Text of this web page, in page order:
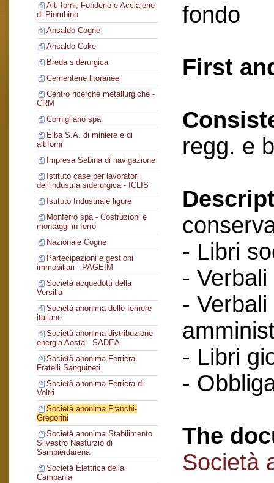
Alti forni, Fonderie e Acciaierie
di Piombino
Ansaldo Cogne
Ansaldo Coke
Breda siderurgica
Cementerie litoranee
Centro ricerche metallurgiche -
CRM
Cornigliano spa
Elba S.A. di miniere e di
altiforni
Impresa Sebina di navigazione
Istituto case per lavoratori
dell'industria siderurgica - ICLIS
Istituto Industriale ligure
Monferro spa - Costruzioni e
montaggi in ferro
Nazionale Cogne
Partecipazioni e gestioni
immobiliari - PAGEIM
Società acquedotti della
Versilia
Società anonima delle ferriere
italiane
Società anonima distribuzione
energia Aosta - SADEA
Società anonima Ferriera
Fratelli Sanguineti
Società anonima Ferriera di
Voltri
Società anonima Franchi-
Gregorini
Società anonima Stabilimento
Silvestro Nasturzio di
Sampierdarena
Società Elettrica della
Campania
fondo
First
regg. e
- Libri
-
-
- Libri
-
The
Società